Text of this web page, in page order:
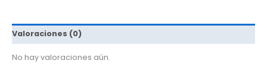
Valoraciones (0)
No hay valoraciones aún.